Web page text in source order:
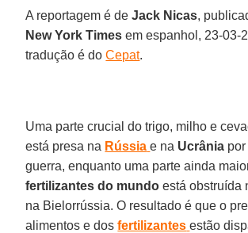
A reportagem é deJack Nicas,
New York Times em espanhol, 23-03-
tradução é doCepat.
Uma parte crucial do trigo, milho e
está presa na Rússia e na Ucrânia
guerra, enquanto uma parte ainda
fertilizantes do mundo está obstruída
na Bielorrússia. O resultado é que o
alimentos e dosfertilizantes estão